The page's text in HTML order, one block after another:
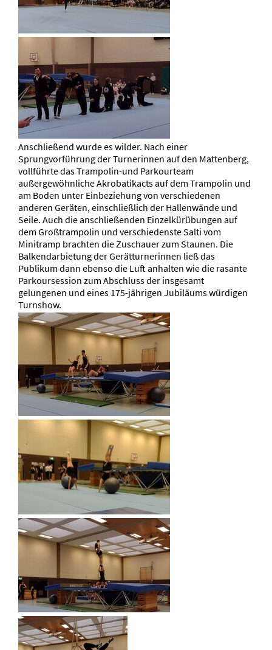
Anschließend wurde es wilder. Nach einer
Sprungvorführung der Turnerinnen auf den Mattenberg,
vollführte das Trampolin-und Parkourteam
außergewöhnliche Akrobatikacts auf dem Trampolin und
am Boden unter Einbeziehung von verschiedenen
anderen Geräten, einschließlich der Hallenwände und
Seile. Auch die anschließenden Einzelkürübungen auf
dem Großtrampolin und verschiedenste Salti vom
Minitramp brachten die Zuschauer zum Staunen. Die
Balkendarbietung der Gerätturnerinnen ließ das
Publikum dann ebenso die Luft anhalten wie die rasante
Parkoursession zum Abschluss der insgesamt
gelungenen und eines 175-jährigen Jubiläums würdigen
Turnshow.